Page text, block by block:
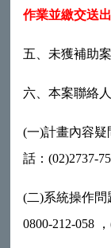
作業並繳交送
五、未獲補助
六、本案聯絡人
(一)計畫內容
話：(02)2737-
(二)系統操作問
0800-212-058